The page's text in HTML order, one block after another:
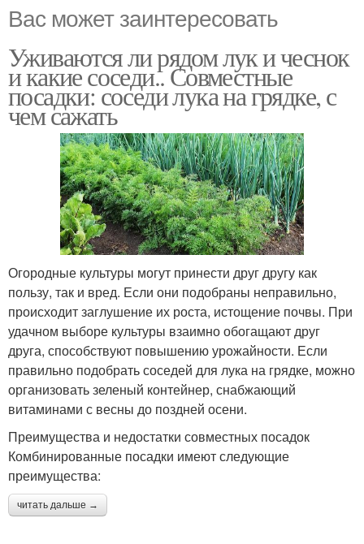
Закуски из черной
редьки
Редьки с горошком
Генеральский салат
Вас может заинтересовать
Уживаются ли рядом лук и чеснок
и какие соседи.. Совместные
посадки: соседи лука на грядке, с
чем сажать
Огородные культуры могут принести друг другу как
пользу, так и вред. Если они подобраны неправильно,
происходит заглушение их роста, истощение почвы. При
удачном выборе культуры взаимно обогащают друг
друга, способствуют повышению урожайности. Если
правильно подобрать соседей для лука на грядке, можно
организовать зеленый контейнер, снабжающий
витаминами с весны до поздней осени.
Преимущества и недостатки совместных посадок
Комбинированные посадки имеют следующие
преимущества:
читать дальше →